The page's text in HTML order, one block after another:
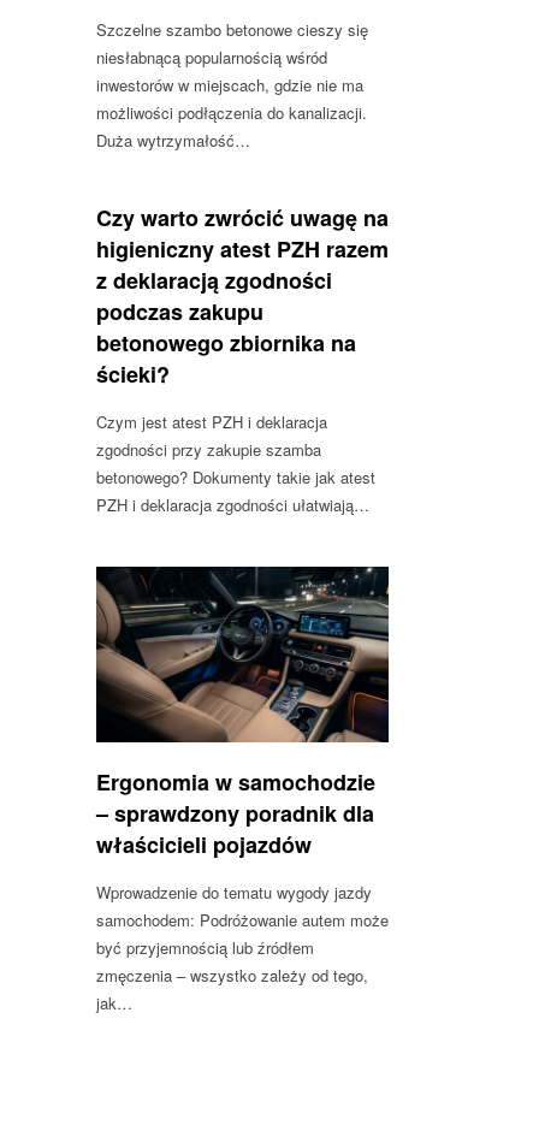
Szczelne szambo betonowe cieszy się
niesłabnącą popularnością wśród
inwestorów w miejscach, gdzie nie ma
możliwości podłączenia do kanalizacji.
Duża wytrzymałość…
Czy warto zwrócić uwagę na
higieniczny atest PZH razem
z deklaracją zgodności
podczas zakupu
betonowego zbiornika na
ścieki?
Czym jest atest PZH i deklaracja
zgodności przy zakupie szamba
betonowego? Dokumenty takie jak atest
PZH i deklaracja zgodności ułatwiają…
Ergonomia w samochodzie
– sprawdzony poradnik dla
właścicieli pojazdów
Wprowadzenie do tematu wygody jazdy
samochodem: Podróżowanie autem może
być przyjemnością lub źródłem
zmęczenia – wszystko zależy od tego,
jak…